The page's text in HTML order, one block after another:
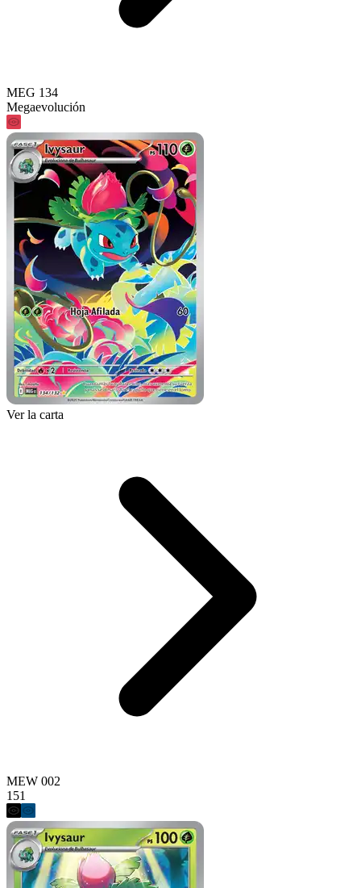
MEG 134
Megaevolución
Ver la carta
MEW 002
151